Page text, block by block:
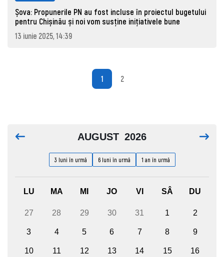
Șova: Propunerile PN au fost incluse în proiectul bugetului
pentru Chișinău și noi vom susține inițiativele bune
13 iunie 2025, 14:39
1 2
AUGUST 2026
3 luni în urmă 6 luni în urmă 1 an în urmă
LU MA MI JO VI SÂ DU
27 28 29 30 31 1 2
3 4 5 6 7 8 9
10 11 12 13 14 15 16